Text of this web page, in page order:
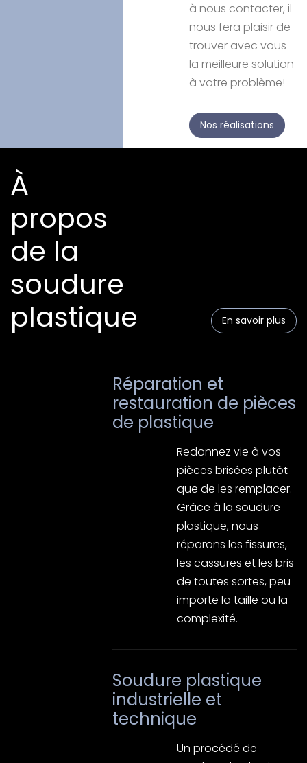
à nous contacter, il
nous fera plaisir de
trouver avec vous
la meilleure solution
à votre problème!
Nos réalisations
À
propos
de la
soudure
plastique
En savoir plus
Réparation et
restauration de pièces
de plastique
Redonnez vie à vos
pièces brisées plutôt
que de les remplacer.
Grâce à la soudure
plastique, nous
réparons les fissures,
les cassures et les bris
de toutes sortes, peu
importe la taille ou la
complexité.
Soudure plastique
industrielle et
technique
Un procédé de